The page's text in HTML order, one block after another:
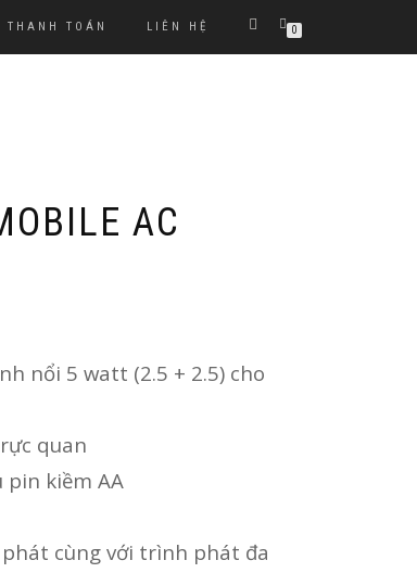
THANH TOÁN LIÊN HỆ 0
AC
nổi 5 watt (2.5 + 2.5) cho
quan
pin kiềm AA
cùng với trình phát đa